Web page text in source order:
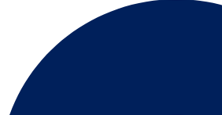
Les alpagas du Lac